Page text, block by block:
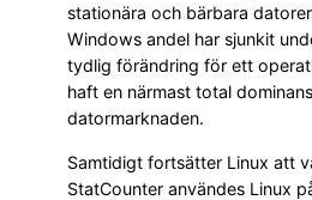
stationära och bärbara
Windows andel har sjunkit
tydlig förändring för ett
haft en närmast total
datormarknaden.
Samtidigt fortsätter Linux att
StatCounter användes Linux